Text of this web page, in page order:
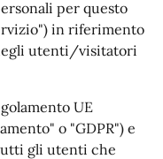
per questo
in riferimento
utenti/visitatori
UE
o "GDPR") e
gli utenti che